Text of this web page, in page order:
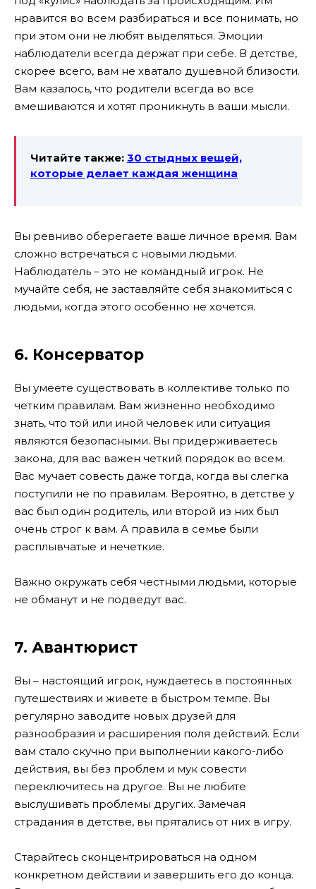
нравится во всем разбираться и все понимать, но
при этом они не любят выделяться. Эмоции
наблюдатели всегда держат при себе. В детстве,
скорее всего, вам не хватало душевной близости.
Вам казалось, что родители всегда во все
вмешиваются и хотят проникнуть в ваши мысли.
Читайте также: 30 стыдных вещей,
которые делает каждая женщина
Вы ревниво оберегаете ваше личное время. Вам
сложно встречаться с новыми людьми.
Наблюдатель – это не командный игрок. Не
мучайте себя, не заставляйте себя знакомиться с
людьми, когда этого особенно не хочется.
6. Консерватор
Вы умеете существовать в коллективе только по
четким правилам. Вам жизненно необходимо
знать, что той или иной человек или ситуация
являются безопасными. Вы придерживаетесь
закона, для вас важен четкий порядок во всем.
Вас мучает совесть даже тогда, когда вы слегка
поступили не по правилам. Вероятно, в детстве у
вас был один родитель, или второй из них был
очень строг к вам. А правила в семье были
расплывчатые и нечеткие.
Важно окружать себя честными людьми, которые
не обманут и не подведут вас.
7. Авантюрист
Вы – настоящий игрок, нуждаетесь в постоянных
путешествиях и живете в быстром темпе. Вы
регулярно заводите новых друзей для
разнообразия и расширения поля действий. Если
вам стало скучно при выполнении какого-либо
действия, вы без проблем и мук совести
переключитесь на другое. Вы не любите
выслушивать проблемы других. Замечая
страдания в детстве, вы прятались от них в игру.
Старайтесь сконцентрироваться на одном
конкретном действии и завершить его до конца.